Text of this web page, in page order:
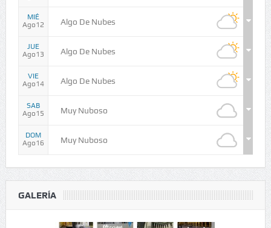
MIÉ
Ago12
Algo De Nubes
JUE
Ago13
Algo De Nubes
VIE
Ago14
Algo De Nubes
SAB
Ago15
Muy Nuboso
DOM
Ago16
Muy Nuboso
GALERÍA